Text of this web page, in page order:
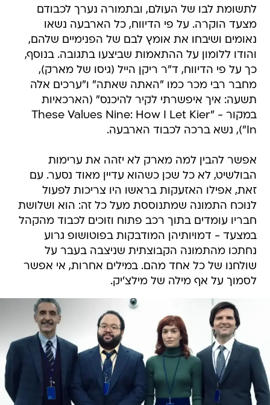
לתשומת לבו של העולם, ובתמורה נערך לכבודם
מצעד הוקרה. על פי הדיווח, כל הארבעה נשאו
נאומים ושיבחו את אומץ לבם של הפנימיים שלהם,
והודו ללומון על ההתאמות שביצעו בתגובה. בנוסף,
כך על פי הדיווח, ד"ר ריקן הייל (גיסו של מארק),
מחבר רבי מכר כמו "האתה שאתה" ו"ערכים אלה
תשעה: איך איפשרתי לקיר להיכנס" (הארכאיות
במקור - "These Values Nine: How I Let Kier
In"), נשא ברכה לכבוד הארבעה.
אפשר להבין למה מארק לא יזהה את ערימות
הבולשיט, לא כל שכן כשהוא עדיין מאוד נסער. עם
זאת, אפילו האזעקות בראשו היו צריכות לפעול
לנוכח התמונה שמתנוססת מעל כל זה: הוא ושלושת
חבריו עומדים בתוך רכב פתוח וזוכים לכבוד מהקהל
במצעד - דמויותיהן המודבקות בפוטושופ גרוע
נחתכו מהתמונה הקבוצתית שניצבה בעבר על
שולחנו של כל אחד מהם. במילים אחרות, אי אפשר
לסמוך על אף מילה של מילצ'יק.